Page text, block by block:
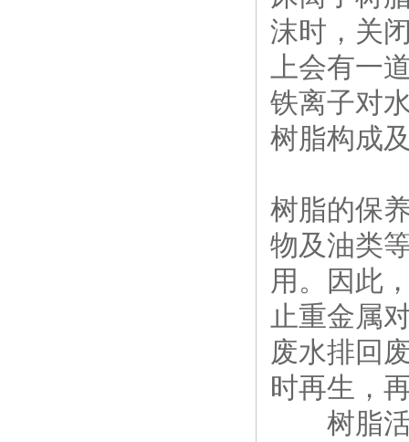
沫时，关
上会有一
铁离子对
树脂构成
树脂的保
物及油类
用。因此
止重金属
废水排回
时再生，
树脂活